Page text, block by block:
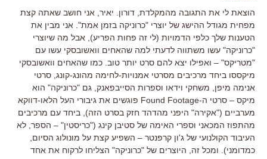
הוצאת לי את התגובה מהמקלדת, דורון. יאיר, אני חושב שאתה קצת
מפחית מגודל ההישג של יוצרי "כרוניקה בזמן אמת". אני מבין את
הטענות שלך כלפי הדמויות (לי זה פחות הפריע), אבל מה שיוצרי
"כרוניקה" עשו משתווה לדעתי למה שהאחים וואשובסקי עשו עם
"מטריקס" – ואפילו יצא להם סרט יותר טוב. כמו שהאחים וואשובסקי
מיקססו ביחד מרכיבים מסרטי אמנויות-לחימה מהונג-קונג, סרטי
אנימה מיפן, משחקי וידאו וספרות הסייבפאנק, גם "כרוניקה" הוא
מיקס – סרטי ה-Found Footage פוגשים את גיבורי העל הלאו-דווקא
מערביים ("אקירה" היפני מהדהד חזק בסרט הזה), ביחד עם מרכיבים
מהתפוז המכאני וספרי האימה של סטיבן קינג ("כריסטין" – הספר, לא
העיבוד הקולנועי של ג'ון קרפנטר – השפיע קצת על מונולוג הסיום,
כמדומני). ומכל זה, היוצרים של "כרוניקה" הצליחו לרקוח את אחד